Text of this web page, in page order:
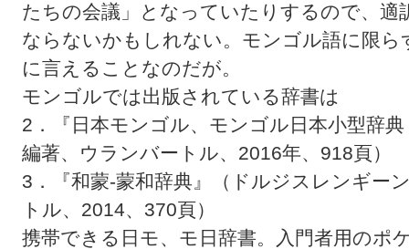
たちの会議」となっていたりするので、
ならないかもしれない。モンゴル語に限ら
に言えることなのだが。
モンゴルでは出版されている辞書は
2．『日本モンゴル、モンゴル日本小型辞
編著、ウランバートル、2016年、918頁）
3．『和蒙-蒙和辞典』（ドルジスレンギー
トル、2014、370頁）
携帯できる日モ、モ日辞書。入門者用のポ